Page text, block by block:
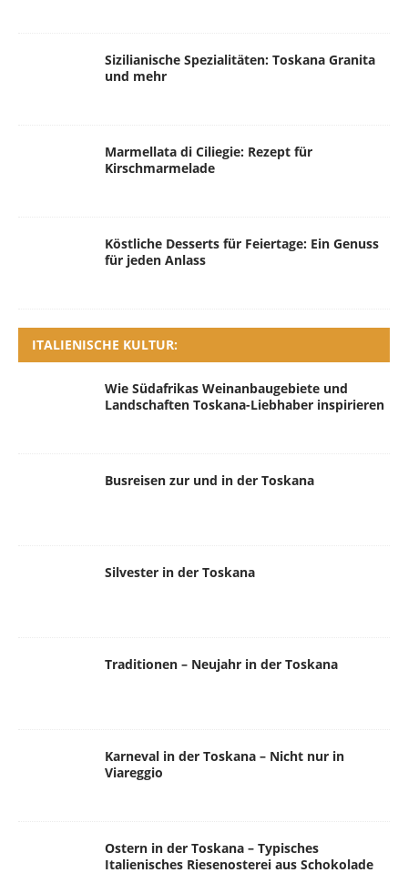
Sizilianische Spezialitäten: Toskana Granita
und mehr
Marmellata di Ciliegie: Rezept für
Kirschmarmelade
Köstliche Desserts für Feiertage: Ein Genuss
für jeden Anlass
ITALIENISCHE KULTUR:
Wie Südafrikas Weinanbaugebiete und
Landschaften Toskana-Liebhaber inspirieren
Busreisen zur und in der Toskana
Silvester in der Toskana
Traditionen – Neujahr in der Toskana
Karneval in der Toskana – Nicht nur in
Viareggio
Ostern in der Toskana – Typisches
Italienisches Riesenosterei aus Schokolade